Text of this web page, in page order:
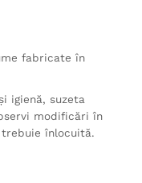
fabricate în
igienă, suzeta
modificări în
înlocuită.